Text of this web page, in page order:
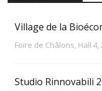
Village de la
Foire de Châlons, Hall 4,
Studio Rinnovabili